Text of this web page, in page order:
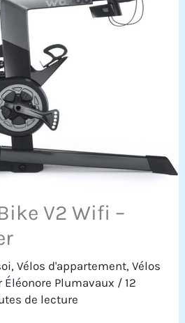
V2 Wifi –
,Vélos d'appartement,Vélos
Éléonore Plumavaux /12
de lecture